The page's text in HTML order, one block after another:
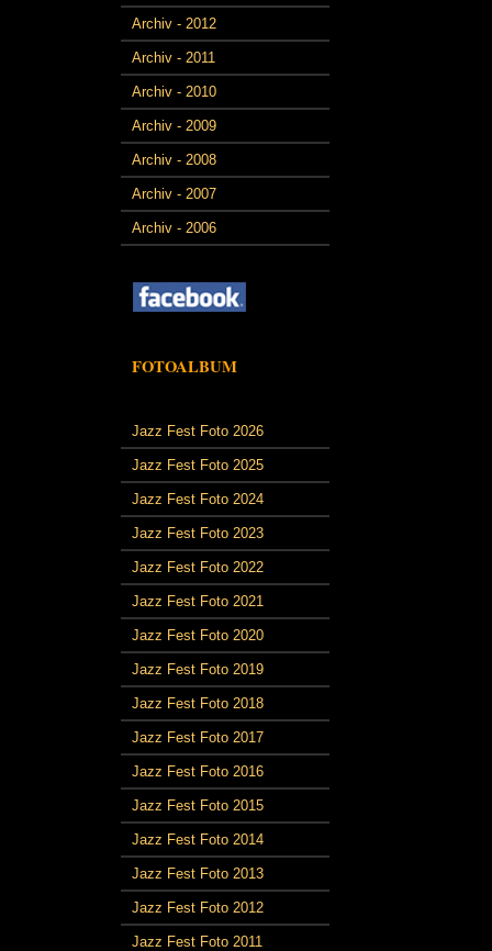
Archiv - 2012
Archiv - 2011
Archiv - 2010
Archiv - 2009
Archiv - 2008
Archiv - 2007
Archiv - 2006
FOTOALBUM
Jazz Fest Foto 2026
Jazz Fest Foto 2025
Jazz Fest Foto 2024
Jazz Fest Foto 2023
Jazz Fest Foto 2022
Jazz Fest Foto 2021
Jazz Fest Foto 2020
Jazz Fest Foto 2019
Jazz Fest Foto 2018
Jazz Fest Foto 2017
Jazz Fest Foto 2016
Jazz Fest Foto 2015
Jazz Fest Foto 2014
Jazz Fest Foto 2013
Jazz Fest Foto 2012
Jazz Fest Foto 2011